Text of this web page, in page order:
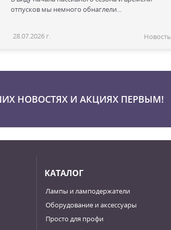
отпусков мы немного обнаглели...
28.07.2026 г. Новость
НОВОСТЯХ И АКЦИЯХ ПЕРВЫМ!
КАТАЛОГ
Лампы и ламподержатели
Оборудование и аксессуары
Просто для профи